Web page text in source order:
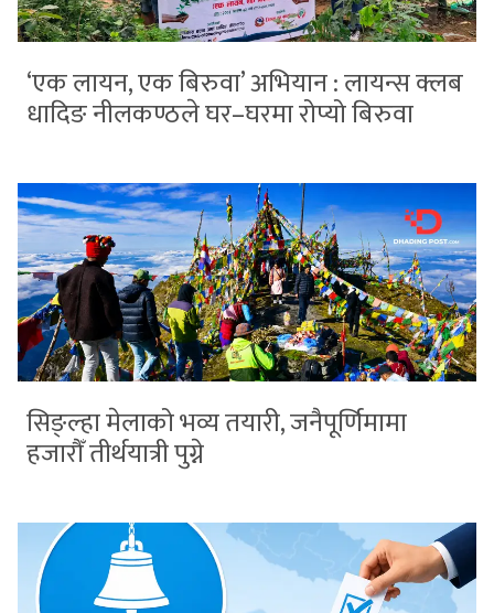
‘एक लायन, एक बिरुवा’ अभियान : लायन्स क्लब
धादिङ नीलकण्ठले घर–घरमा रोप्यो बिरुवा
सिङ्ल्हा मेलाको भव्य तयारी, जनैपूर्णिमामा
हजारौँ तीर्थयात्री पुग्ने